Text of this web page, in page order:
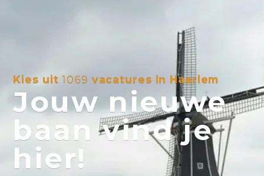
Kies uit1069 vacatures in Haarlem
Jouw nieuwe
baan vind je
hier!